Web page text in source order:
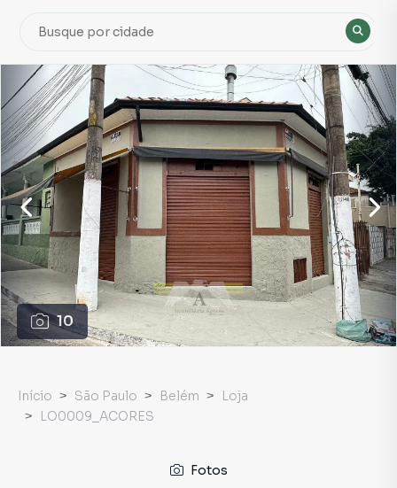
10
Início São Paulo Belém
Loja
LO0009_ACORES
Fotos